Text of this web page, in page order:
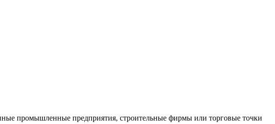
промышленные предприятия, строительные фирмы или торговые точки